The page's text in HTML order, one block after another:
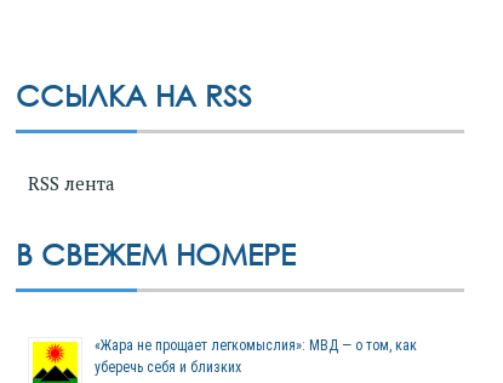
ССЫЛКА НА RSS
RSS лента
В СВЕЖЕМ НОМЕРЕ
«Жара не прощает легкомыслия»: МВД — о том, как
уберечь себя и близких